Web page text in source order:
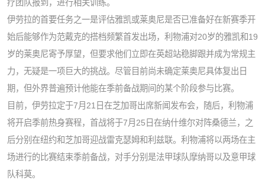
疗团队报到，进行相关训练。
伊劳拉的首要任务之一是评估雅凯或莱奥尼是否已准备好在新赛季开
始后能够作为范戴克的搭档频繁首发出场，利物浦对20岁的雅凯和19
岁的莱奥尼寄予厚望，但要求他们立即在英超站稳脚跟并成为常规主
力，无疑是一项巨大的挑战。 尽管目前尚未确定莱奥尼具体复出日
期，但外界普遍预计他能在季前备战期间的某个阶段参与比赛。
目前，伊劳拉定于7月21日在芝加哥出席新闻发布会，随后，利物浦
将开启季前热身赛程，首战将于7月25日在纳什维尔对阵桑德兰，之
后分别在纽约和芝加哥迎战雷克瑟姆和利兹联。利物浦将以两场在主
场进行的比赛结束季前备战，对手分别是法甲球队摩纳哥以及意甲球
队科莫。